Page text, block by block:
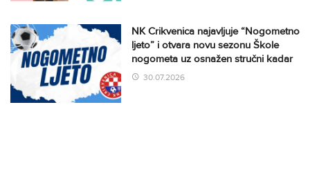
NK Crikvenica najavljuje “Nogometno
ljeto” i otvara novu sezonu Škole
nogometa uz osnažen stručni kadar
30.07.2026